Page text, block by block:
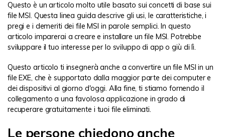
Questo è un articolo molto utile basato sui concetti di base sui
file MSI. Questa linea guida descrive gli usi, le caratteristiche, i
pregi e i demeriti dei file MSI in parole semplici. In questo
articolo imparerai a creare e installare un file MSI. Potrebbe
sviluppare il tuo interesse per lo sviluppo di app o giù di lì.
Questo articolo ti insegnerà anche a convertire un file MSI in un
file EXE, che è supportato dalla maggior parte dei computer e
dei dispositivi al giorno d'oggi. Alla fine, ti stiamo fornendo il
collegamento a una favolosa applicazione in grado di
recuperare gratuitamente i tuoi file eliminati.
Le persone chiedono anche